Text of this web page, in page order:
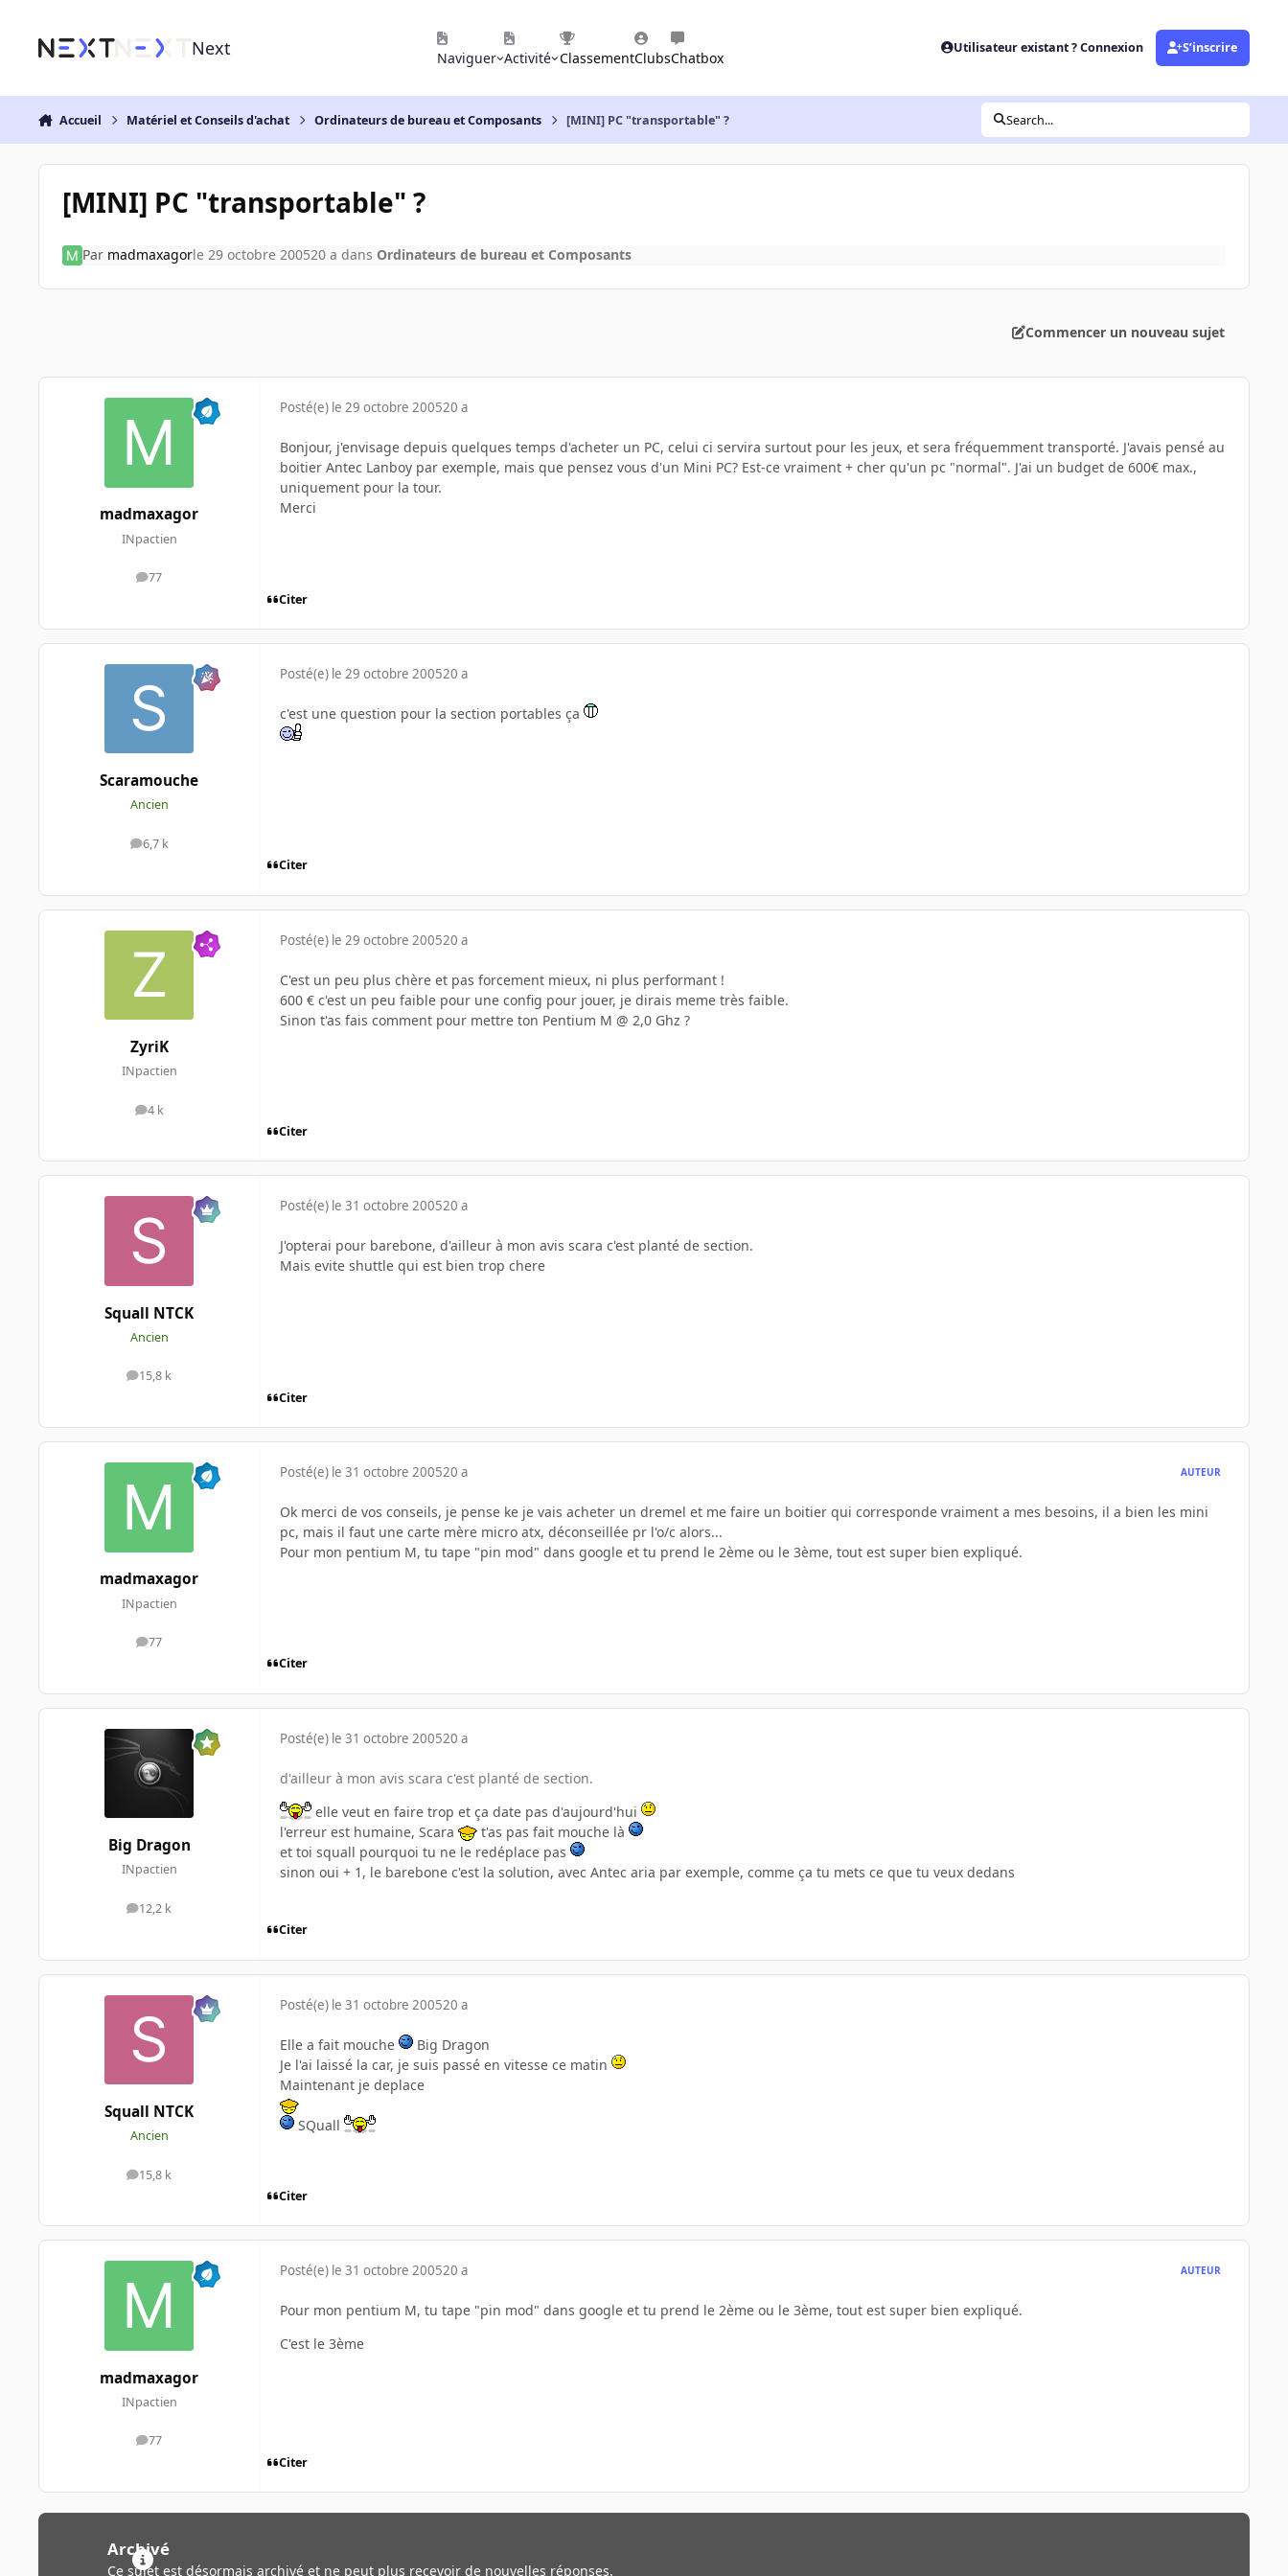
Next Naviguer Activité ClassementClubsChatbox
Utilisateur existant ? Connexion S’inscrire
Accueil Matériel et Conseils d'achat Ordinateurs de bureau et Composants [MINI] PC "transportable" ? Search...
[MINI] PC "transportable" ?
Par madmaxagorle 29 octobre 200520 a dans Ordinateurs de bureau et Composants
Commencer un nouveau sujet
madmaxagor
INpactien
77
messages
Posté(e) le 29 octobre 200520 a
Bonjour, j'envisage depuis quelques temps d'acheter un PC, celui ci servira surtout pour les jeux, et sera fréquemment transporté. J'avais pensé au
boitier Antec Lanboy par exemple, mais que pensez vous d'un Mini PC? Est-ce vraiment + cher qu'un pc "normal". J'ai un budget de 600€ max.,
uniquement pour la tour.
Merci
Citer
Scaramouche
Ancien
6,7 k
messages
Posté(e) le 29 octobre 200520 a
c'est une question pour la section portables ça
Citer
ZyriK
INpactien
4 k
messages
Posté(e) le 29 octobre 200520 a
C'est un peu plus chère et pas forcement mieux, ni plus performant !
600 € c'est un peu faible pour une config pour jouer, je dirais meme très faible.
Sinon t'as fais comment pour mettre ton Pentium M @ 2,0 Ghz ?
Citer
Squall NTCK
Ancien
15,8 k
messages
Posté(e) le 31 octobre 200520 a
J'opterai pour barebone, d'ailleur à mon avis scara c'est planté de section.
Mais evite shuttle qui est bien trop chere
Citer
madmaxagor
INpactien
77
messages
Posté(e) le 31 octobre 200520 a AUTEUR
Ok merci de vos conseils, je pense ke je vais acheter un dremel et me faire un boitier qui corresponde vraiment a mes besoins, il a bien les mini
pc, mais il faut une carte mère micro atx, déconseillée pr l'o/c alors...
Pour mon pentium M, tu tape "pin mod" dans google et tu prend le 2ème ou le 3ème, tout est super bien expliqué.
Citer
Big Dragon
INpactien
12,2 k
messages
Posté(e) le 31 octobre 200520 a
d'ailleur à mon avis scara c'est planté de section.
elle veut en faire trop et ça date pas d'aujourd'hui
l'erreur est humaine, Scara
t'as pas fait mouche là
et toi squall pourquoi tu ne le redéplace pas
sinon oui + 1, le barebone c'est la solution, avec Antec aria par exemple, comme ça tu mets ce que tu veux dedans
Citer
Squall NTCK
Ancien
15,8 k
messages
Posté(e) le 31 octobre 200520 a
Elle a fait mouche
Big Dragon
Je l'ai laissé la car, je suis passé en vitesse ce matin
Maintenant je deplace
SQuall
Citer
madmaxagor
INpactien
77
messages
Posté(e) le 31 octobre 200520 a AUTEUR
Pour mon pentium M, tu tape "pin mod" dans google et tu prend le 2ème ou le 3ème, tout est super bien expliqué.
C'est le 3ème
Citer
Archivé
Ce sujet est désormais archivé et ne peut plus recevoir de nouvelles réponses.